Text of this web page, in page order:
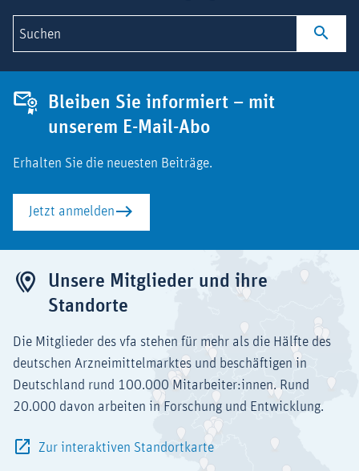
Suchen
Bleiben Sie informiert – mit
unserem E-Mail-Abo
Erhalten Sie die neuesten Beiträge.
Jetzt anmelden
Unsere Mitglieder und ihre
Standorte
Die Mitglieder des vfa stehen für mehr als die Hälfte des
deutschen Arzneimittelmarktes und beschäftigen in
Deutschland rund 100.000 Mitarbeiter:innen. Rund
20.000 davon arbeiten in Forschung und Entwicklung.
Zur interaktiven Standortkarte